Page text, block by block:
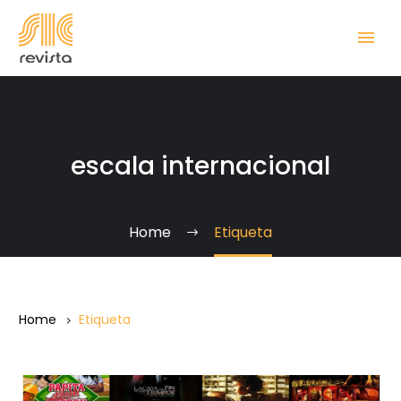
escala internacional
Home Etiqueta
Home Etiqueta
Primer